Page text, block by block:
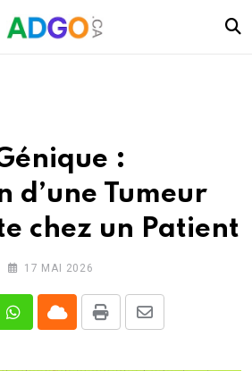
:
d’une Tumeur
chez un Patient
17 MAI 2026
WhatsappCloudPrint
Share